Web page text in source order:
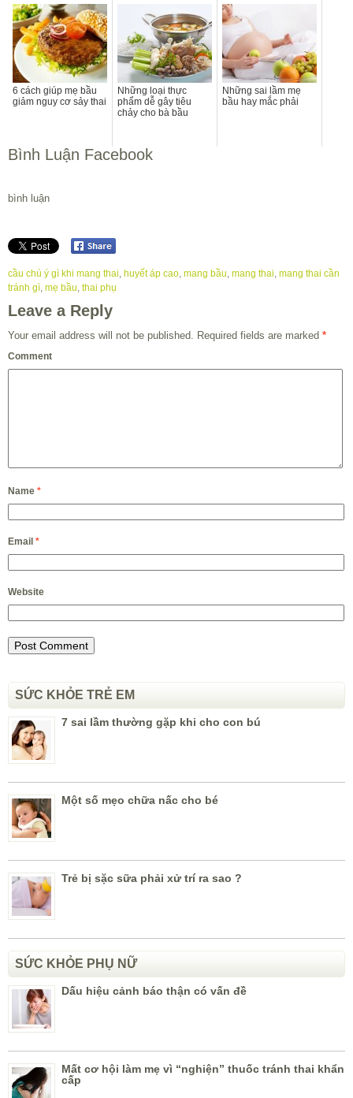
6 cách giúp mẹ bầu
giảm nguy cơ sảy thai
Những loại thực
phẩm dễ gây tiêu
chảy cho bà bầu
Những sai lầm mẹ
bầu hay mắc phải
Bình Luận Facebook
bình luận
cầu chú ý gì khi mang thai huyết áp cao mang bầu mang thai mang thai cần
tránh gì mẹ bầu thai phụ
Leave a Reply
Your email address will not be published. Required fields are marked *
Comment
Name *
Email *
Website
SỨC KHỎE TRẺ EM
7 sai lầm thường gặp khi cho con bú
Một số mẹo chữa nấc cho bé
Trẻ bị sặc sữa phải xử trí ra sao ?
SỨC KHỎE PHỤ NỮ
Dấu hiệu cảnh báo thận có vấn đề
Mất cơ hội làm mẹ vì “nghiện” thuốc tránh thai khẩn
cấp